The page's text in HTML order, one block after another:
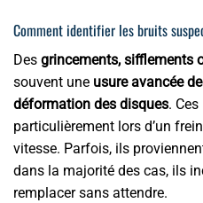
Comment identifier les bruits
Des grincements, sifflements
souvent une usure avancée
déformation des disques.
particulièrement lors d’un
vitesse. Parfois, ils
dans la majorité des cas, ils
remplacer sans attendre.